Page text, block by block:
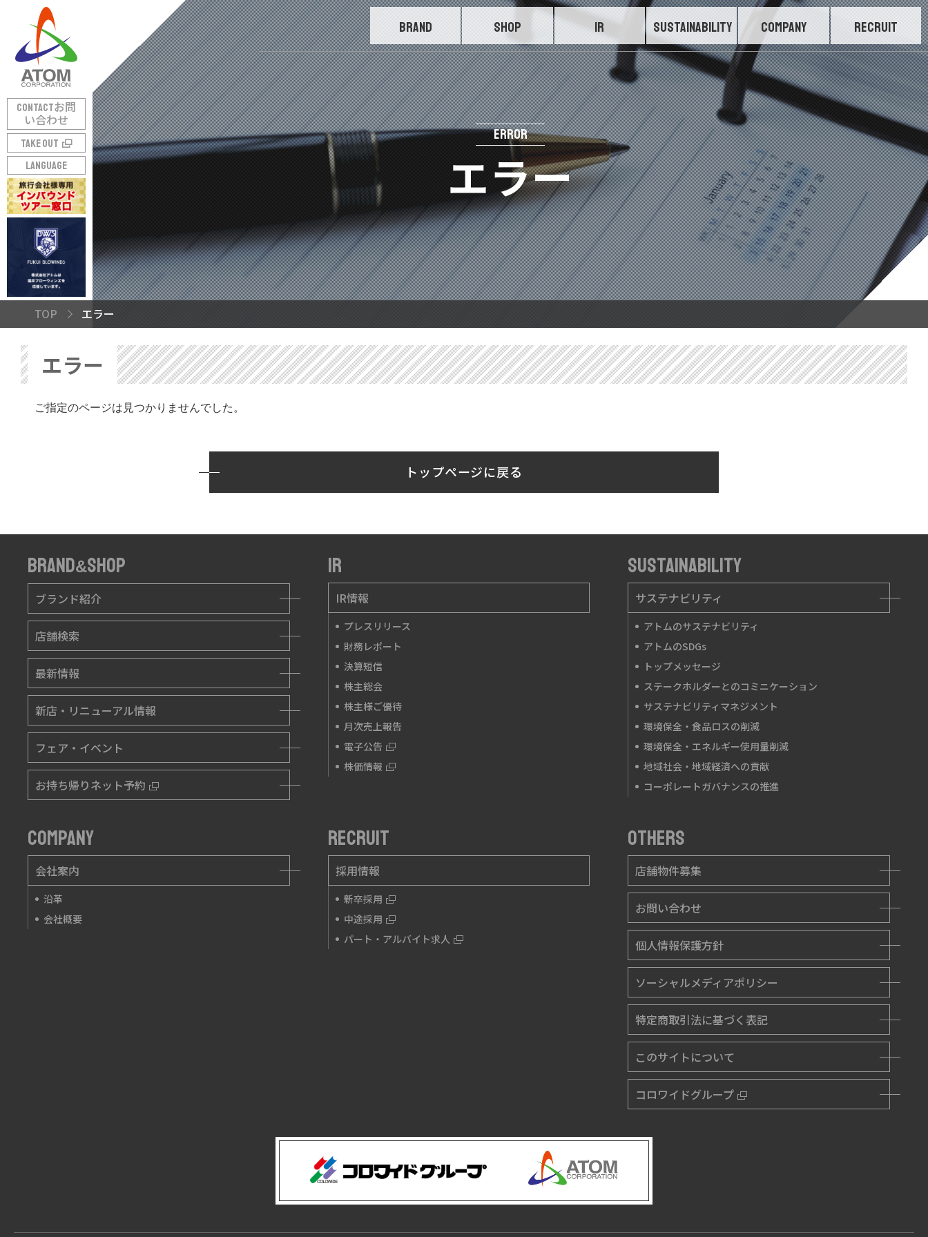
CONTACTお問
い合わせ
TAKE OUT
LANGUAGE
BRAND SHOP IR SUSTAINABILITY COMPANY RECRUIT
ERROR
エラー
TOP エラー
エラー
ご指定のページは見つかりませんでした。
トップページに戻る
BRAND&SHOP
ブランド紹介
店舗検索
最新情報
新店・リニューアル情報
フェア・イベント
お持ち帰りネット予約
IR
IR情報
プレスリリース
財務レポート
決算短信
株主総会
株主様ご優待
月次売上報告
電子公告
株価情報
SUSTAINABILITY
サステナビリティ
アトムのサステナビリティ
アトムのSDGs
トップメッセージ
ステークホルダーとのコミニケーション
サステナビリティマネジメント
環境保全・食品ロスの削減
環境保全・エネルギー使用量削減
地域社会・地域経済への貢献
コーポレートガバナンスの推進
COMPANY
会社案内
沿革
会社概要
RECRUIT
採用情報
新卒採用
中途採用
パート・アルバイト求人
OTHERS
店舗物件募集
お問い合わせ
個人情報保護方針
ソーシャルメディアポリシー
特定商取引法に基づく表記
このサイトについて
コロワイドグループ